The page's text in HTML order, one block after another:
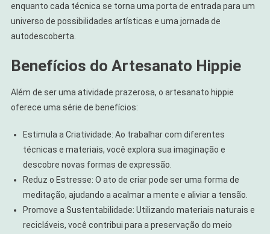
enquanto cada técnica se torna uma porta de entrada para um
universo de possibilidades artísticas e uma jornada de
autodescoberta.
Benefícios do Artesanato Hippie
Além de ser uma atividade prazerosa, o artesanato hippie
oferece uma série de benefícios:
Estimula a Criatividade: Ao trabalhar com diferentes
técnicas e materiais, você explora sua imaginação e
descobre novas formas de expressão.
Reduz o Estresse: O ato de criar pode ser uma forma de
meditação, ajudando a acalmar a mente e aliviar a tensão.
Promove a Sustentabilidade: Utilizando materiais naturais e
recicláveis, você contribui para a preservação do meio